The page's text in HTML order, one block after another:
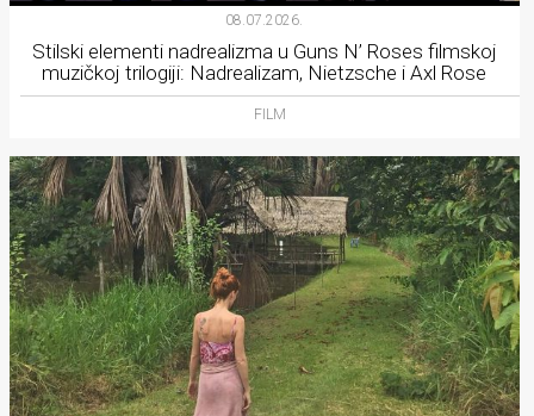
08.07.2026.
Stilski elementi nadrealizma u Guns N’ Roses filmskoj
muzičkoj trilogiji: Nadrealizam, Nietzsche i Axl Rose
FILM